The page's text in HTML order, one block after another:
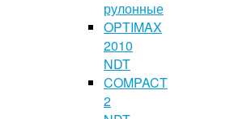
рулонные
OPTIMAX
2010
NDT
COMPACT
2